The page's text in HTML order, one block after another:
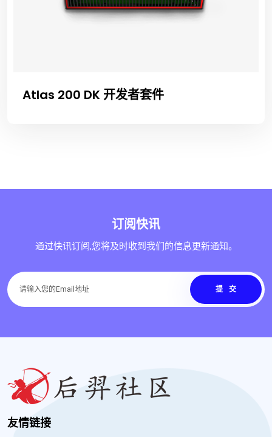
Atlas 200 DK 开发者套件
订阅快讯
通过快讯订阅,您将及时收到我们的信息更新通知。
提交
友情链接